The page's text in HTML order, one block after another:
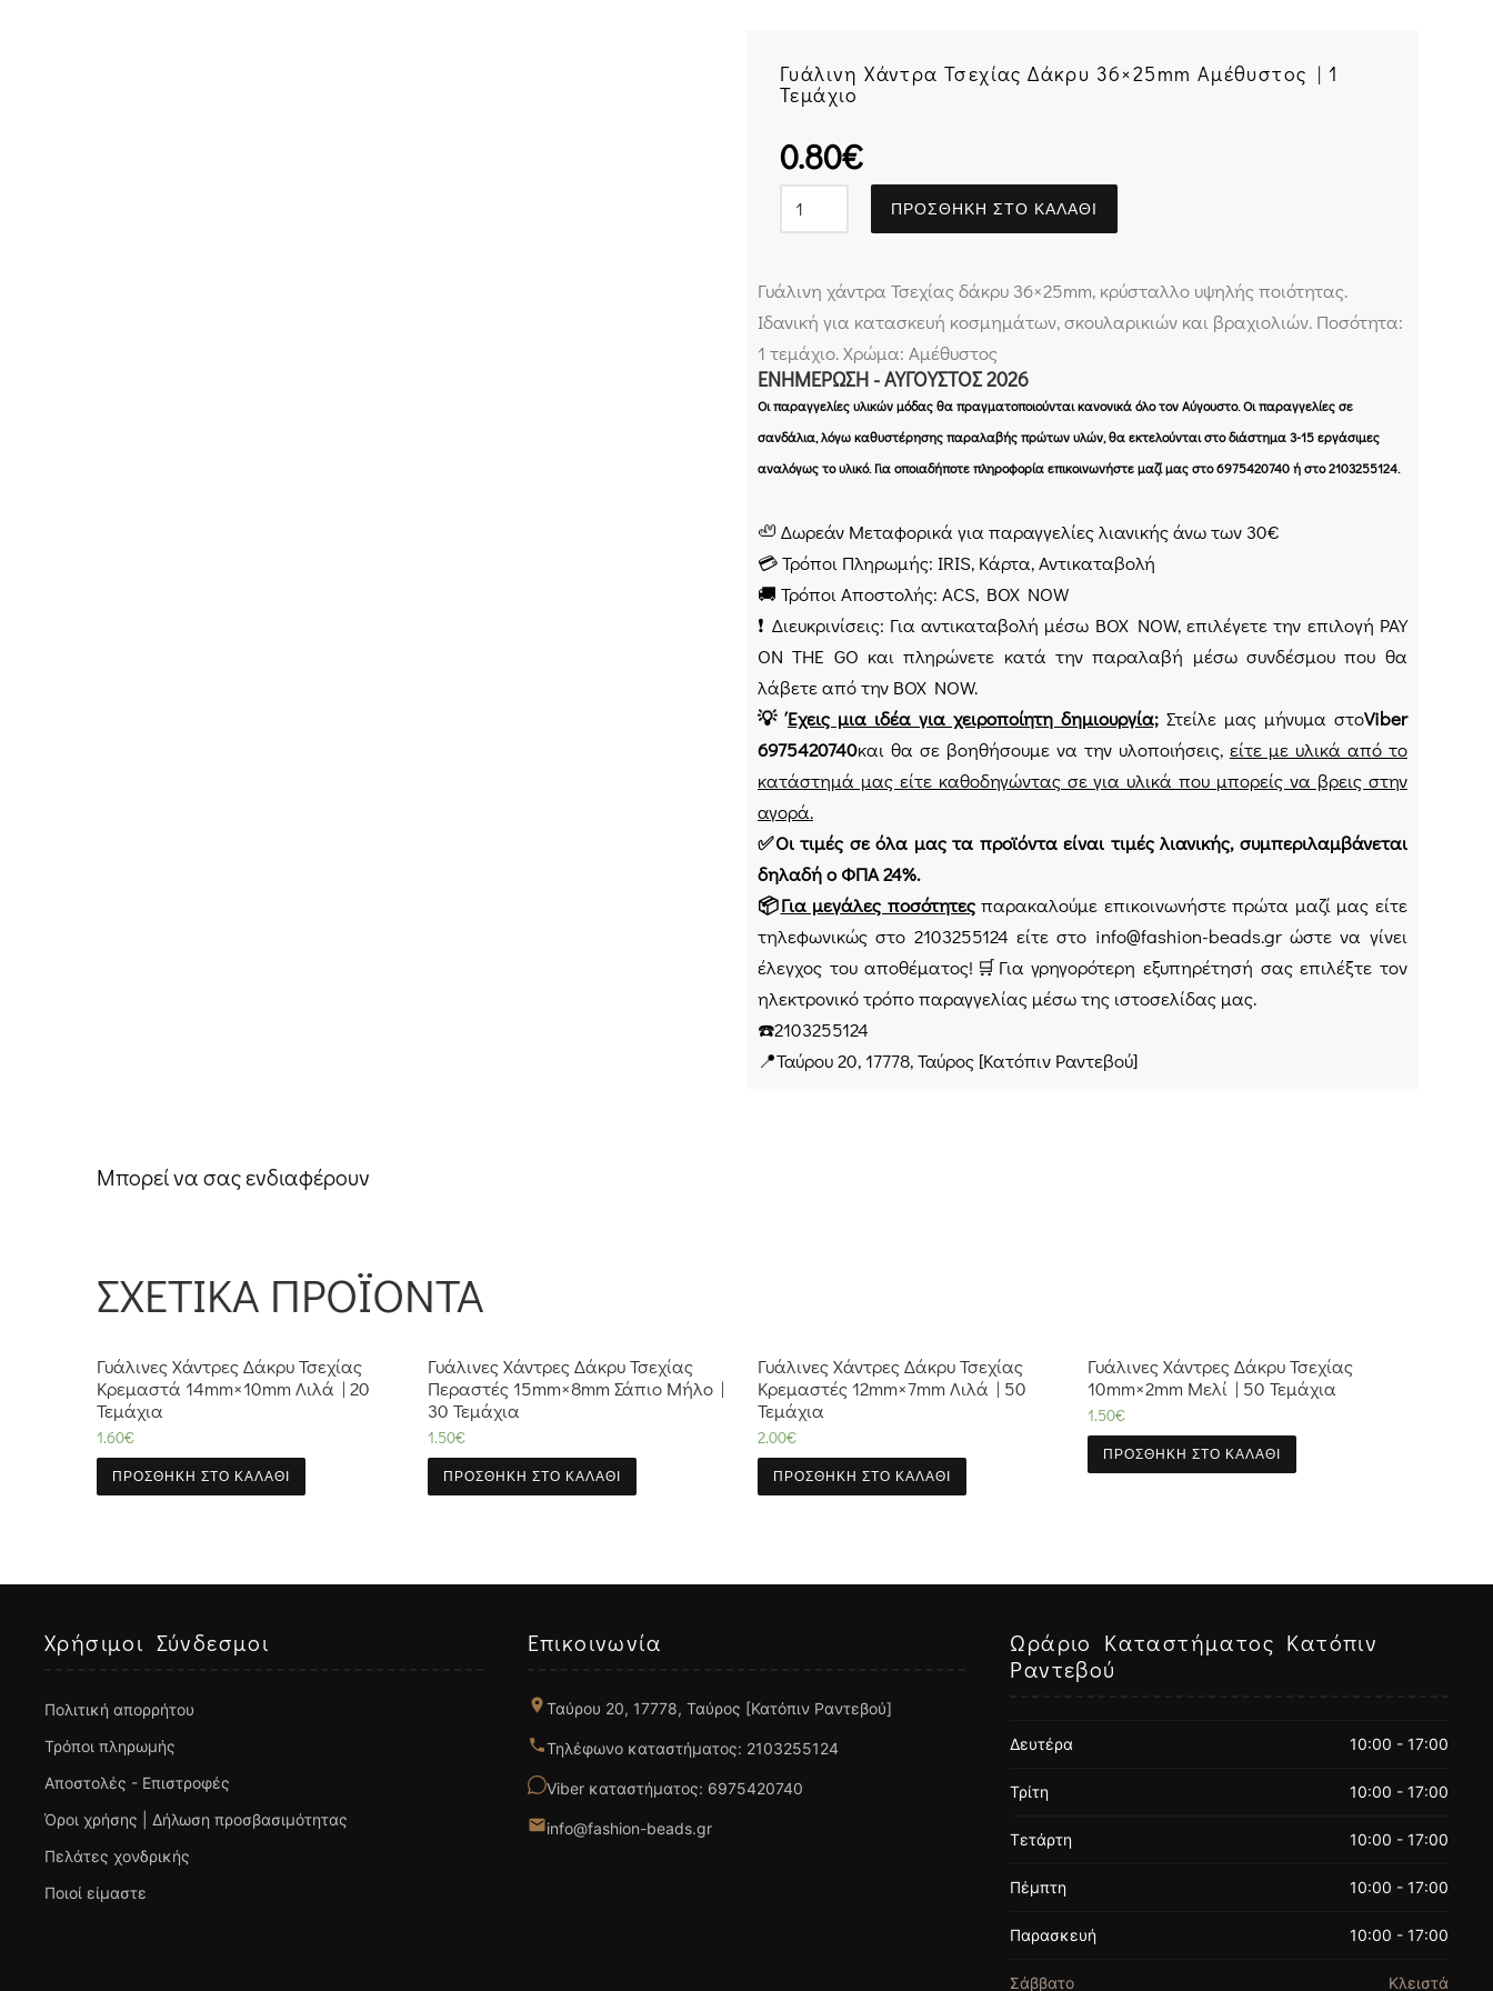
Γυάλινη Χάντρα Τσεχίας Δάκρυ 36×25mm Αμέθυστος | 1
Τεμάχιο
0.80€
ΠΡΟΣΘΉΚΗ ΣΤΟ ΚΑΛΆΘΙ
Γυάλινη χάντρα Τσεχίας δάκρυ 36×25mm, κρύσταλλο υψηλής ποιότητας.
Ιδανική για κατασκευή κοσμημάτων, σκουλαρικιών και βραχιολιών. Ποσότητα:
1 τεμάχιο. Χρώμα: Αμέθυστος
ΕΝΗΜΈΡΩΣΗ - ΑΎΓΟΥΣΤΟΣ 2026
Οι παραγγελίες υλικών μόδας θα πραγματοποιούνται κανονικά όλο τον Αύγουστο. Οι παραγγελίες σε
σανδάλια, λόγω καθυστέρησης παραλαβής πρώτων υλών, θα εκτελούνται στο διάστημα 3-15 εργάσιμες
αναλόγως το υλικό. Για οποιαδήποτε πληροφορία επικοινωνήστε μαζί μας στο 6975420740 ή στο 2103255124.
🦥 Δωρεάν Μεταφορικά για παραγγελίες λιανικής άνω των 30€
💳 Τρόποι Πληρωμής: IRIS, Κάρτα, Αντικαταβολή
🚚 Τρόποι Αποστολής: ACS, BOX NOW
❗ Διευκρινίσεις: Για αντικαταβολή μέσω BOX NOW, επιλέγετε την επιλογή PAY
ON THE GO και πληρώνετε κατά την παραλαβή μέσω συνδέσμου που θα
λάβετε από την BOX NOW.
💡Έχεις μια ιδέα για χειροποίητη δημιουργία; Στείλε μας μήνυμα στοViber
6975420740και θα σε βοηθήσουμε να την υλοποιήσεις, είτε με υλικά από το
κατάστημά μας είτε καθοδηγώντας σε για υλικά που μπορείς να βρεις στην
αγορά.
✅Οι τιμές σε όλα μας τα προϊόντα είναι τιμές λιανικής, συμπεριλαμβάνεται
δηλαδή ο ΦΠΑ 24%.
📦Για μεγάλες ποσότητεςπαρακαλούμε επικοινωνήστε πρώτα μαζί μας είτε
τηλεφωνικώς στο 2103255124 είτε στο info@fashion-beads.gr ώστε να γίνει
έλεγχος του αποθέματος!🛒Για γρηγορότερη εξυπηρέτησή σας επιλέξτε τον
ηλεκτρονικό τρόπο παραγγελίας μέσω της ιστοσελίδας μας.
☎️2103255124
📍Ταύρου 20, 17778, Ταύρος [Κατόπιν Ραντεβού]
Μπορεί να σας ενδιαφέρουν
ΣΧΕΤΙΚΆ ΠΡΟΪΌΝΤΑ
Γυάλινες Χάντρες Δάκρυ Τσεχίας
Κρεμαστά 14mm×10mm Λιλά | 20
Τεμάχια
1.60€
ΠΡΟΣΘΉΚΗ ΣΤΟ ΚΑΛΆΘΙ
Γυάλινες Χάντρες Δάκρυ Τσεχίας
Περαστές 15mm×8mm Σάπιο Μήλο |
30 Τεμάχια
1.50€
ΠΡΟΣΘΉΚΗ ΣΤΟ ΚΑΛΆΘΙ
Γυάλινες Χάντρες Δάκρυ Τσεχίας
Κρεμαστές 12mm×7mm Λιλά | 50
Τεμάχια
2.00€
ΠΡΟΣΘΉΚΗ ΣΤΟ ΚΑΛΆΘΙ
Γυάλινες Χάντρες Δάκρυ Τσεχίας
10mm×2mm Μελί | 50 Τεμάχια
1.50€
ΠΡΟΣΘΉΚΗ ΣΤΟ ΚΑΛΆΘΙ
Χρήσιμοι Σύνδεσμοι
Πολιτική απορρήτου
Τρόποι πληρωμής
Αποστολές - Επιστροφές
Όροι χρήσης | Δήλωση προσβασιμότητας
Πελάτες χονδρικής
Ποιοί είμαστε
Επικοινωνία
Ταύρου 20, 17778, Ταύρος [Κατόπιν Ραντεβού]
Τηλέφωνο καταστήματος: 2103255124
Viber καταστήματος: 6975420740
info@fashion-beads.gr
Ωράριο Καταστήματος Κατόπιν
Ραντεβού
Δευτέρα 10:00 - 17:00
Τρίτη 10:00 - 17:00
Τετάρτη 10:00 - 17:00
Πέμπτη 10:00 - 17:00
Παρασκευή 10:00 - 17:00
Σάββατο Κλειστά